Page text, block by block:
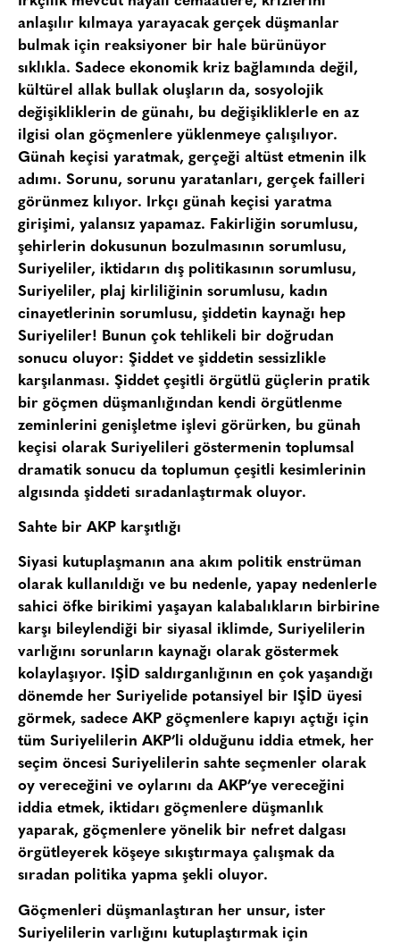
anlaşılır kılmaya yarayacak gerçek düşmanlar
bulmak için reaksiyoner bir hale bürünüyor
sıklıkla. Sadece ekonomik kriz bağlamında değil,
kültürel allak bullak oluşların da, sosyolojik
değişikliklerin de günahı, bu değişikliklerle en az
ilgisi olan göçmenlere yüklenmeye çalışılıyor.
Günah keçisi yaratmak, gerçeği altüst etmenin ilk
adımı. Sorunu, sorunu yaratanları, gerçek failleri
görünmez kılıyor. Irkçı günah keçisi yaratma
girişimi, yalansız yapamaz. Fakirliğin sorumlusu,
şehirlerin dokusunun bozulmasının sorumlusu,
Suriyeliler, iktidarın dış politikasının sorumlusu,
Suriyeliler, plaj kirliliğinin sorumlusu, kadın
cinayetlerinin sorumlusu, şiddetin kaynağı hep
Suriyeliler! Bunun çok tehlikeli bir doğrudan
sonucu oluyor: Şiddet ve şiddetin sessizlikle
karşılanması. Şiddet çeşitli örgütlü güçlerin pratik
bir göçmen düşmanlığından kendi örgütlenme
zeminlerini genişletme işlevi görürken, bu günah
keçisi olarak Suriyelileri göstermenin toplumsal
dramatik sonucu da toplumun çeşitli kesimlerinin
algısında şiddeti sıradanlaştırmak oluyor.
Sahte bir AKP karşıtlığı
Siyasi kutuplaşmanın ana akım politik enstrüman
olarak kullanıldığı ve bu nedenle, yapay nedenlerle
sahici öfke birikimi yaşayan kalabalıkların birbirine
karşı bileylendiği bir siyasal iklimde, Suriyelilerin
varlığını sorunların kaynağı olarak göstermek
kolaylaşıyor. IŞİD saldırganlığının en çok yaşandığı
dönemde her Suriyelide potansiyel bir IŞİD üyesi
görmek, sadece AKP göçmenlere kapıyı açtığı için
tüm Suriyelilerin AKP’li olduğunu iddia etmek, her
seçim öncesi Suriyelilerin sahte seçmenler olarak
oy vereceğini ve oylarını da AKP’ye vereceğini
iddia etmek, iktidarı göçmenlere düşmanlık
yaparak, göçmenlere yönelik bir nefret dalgası
örgütleyerek köşeye sıkıştırmaya çalışmak da
sıradan politika yapma şekli oluyor.
Göçmenleri düşmanlaştıran her unsur, ister
Suriyelilerin varlığını kutuplaştırmak için